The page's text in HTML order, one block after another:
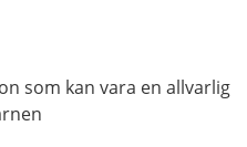
som kan vara en allvarlig